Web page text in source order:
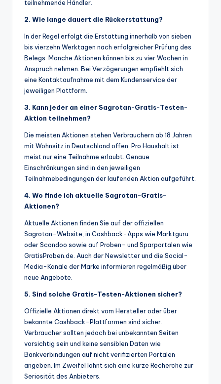
teilnehmende Händler.
2. Wie lange dauert die Rückerstattung?
In der Regel erfolgt die Erstattung innerhalb von sieben
bis vierzehn Werktagen nach erfolgreicher Prüfung des
Belegs. Manche Aktionen können bis zu vier Wochen in
Anspruch nehmen. Bei Verzögerungen empfiehlt sich
eine Kontaktaufnahme mit dem Kundenservice der
jeweiligen Plattform.
3. Kann jeder an einer Sagrotan-Gratis-Testen-
Aktion teilnehmen?
Die meisten Aktionen stehen Verbrauchern ab 18 Jahren
mit Wohnsitz in Deutschland offen. Pro Haushalt ist
meist nur eine Teilnahme erlaubt. Genaue
Einschränkungen sind in den jeweiligen
Teilnahmebedingungen der laufenden Aktion aufgeführt.
4. Wo finde ich aktuelle Sagrotan-Gratis-
Aktionen?
Aktuelle Aktionen finden Sie auf der offiziellen
Sagrotan-Website, in Cashback-Apps wie Marktguru
oder Scondoo sowie auf Proben- und Sparportalen wie
GratisProben.de. Auch der Newsletter und die Social-
Media-Kanäle der Marke informieren regelmäßig über
neue Angebote.
5. Sind solche Gratis-Testen-Aktionen sicher?
Offizielle Aktionen direkt vom Hersteller oder über
bekannte Cashback-Plattformen sind sicher.
Verbraucher sollten jedoch bei unbekannten Seiten
vorsichtig sein und keine sensiblen Daten wie
Bankverbindungen auf nicht verifizierten Portalen
angeben. Im Zweifel lohnt sich eine kurze Recherche zur
Seriosität des Anbieters.